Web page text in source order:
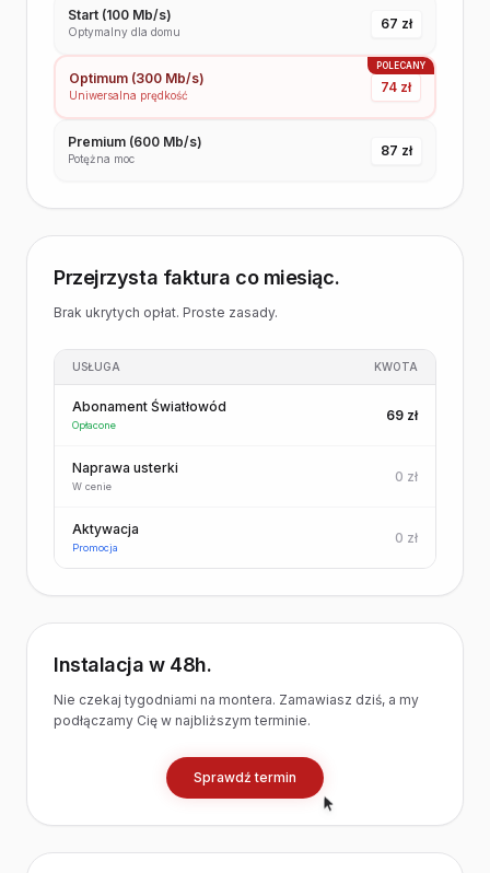
Start (100 Mb/s)
Optymalny dla domu
67 zł
POLECANY
Optimum (300 Mb/s)
Uniwersalna prędkość
74 zł
Premium (600 Mb/s)
Potężna moc
87 zł
Przejrzysta faktura co miesiąc.
Brak ukrytych opłat. Proste zasady.
USŁUGA KWOTA
Abonament Światłowód
Opłacone
69 zł
Naprawa usterki
W cenie
0 zł
Aktywacja
Promocja
0 zł
Instalacja w 48h.
Nie czekaj tygodniami na montera. Zamawiasz dziś, a my
podłączamy Cię w najbliższym terminie.
Sprawdź termin